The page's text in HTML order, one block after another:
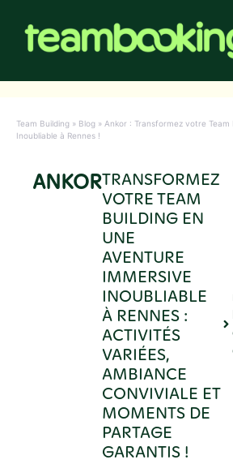
contenu
Team Building » Blog » Ankor : Transformez votre Team
Inoubliable à Rennes !
ANKORTRANSFORMEZ
VOTRE TEAM
BUILDING EN
UNE
AVENTURE
IMMERSIVE
INOUBLIABLE
À RENNES :
ACTIVITÉS
VARIÉES,
AMBIANCE
CONVIVIALE ET
MOMENTS DE
PARTAGE
GARANTIS !